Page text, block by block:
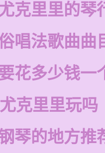
克里里的琴
唱法歌曲曲
花多少钱一
克里里玩吗
琴的地方推